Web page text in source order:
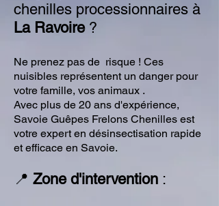
chenilles processionnaires à
La Ravoire ?
Ne prenez pas de risque ! Ces
nuisibles représentent un danger pour
votre famille, vos animaux .
Avec plus de 20 ans d'expérience,
Savoie Guêpes Frelons Chenilles est
votre expert en désinsectisation rapide
et efficace en Savoie.
📍 Zone d'intervention :